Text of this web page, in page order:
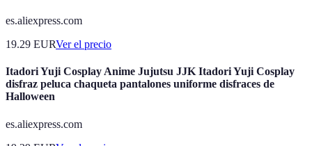
es.aliexpress.com
19.29 EURVer el precio
Itadori Yuji Cosplay Anime Jujutsu JJK Itadori Yuji Cosplay
disfraz peluca chaqueta pantalones uniforme disfraces de
Halloween
es.aliexpress.com